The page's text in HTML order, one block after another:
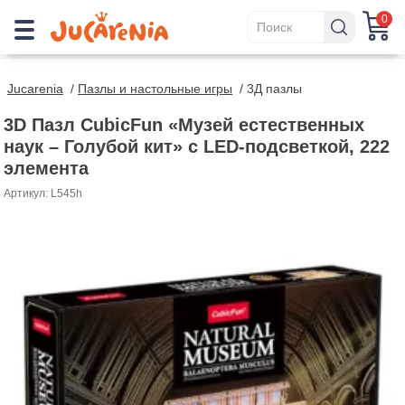
0
Jucarenia / Пазлы и настольные игры / 3Д пазлы
3D Пазл CubicFun «Музей естественных
наук – Голубой кит» с LED-подсветкой, 222
элемента
Артикул: L545h